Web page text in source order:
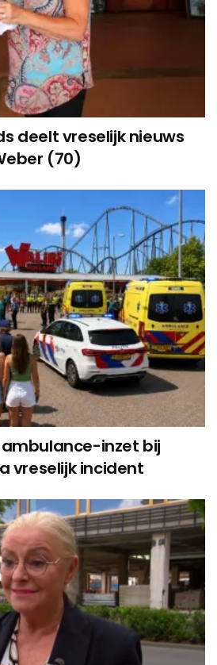
deelt vreselijk nieuws
(70)
inzet bij
vreselijk incident